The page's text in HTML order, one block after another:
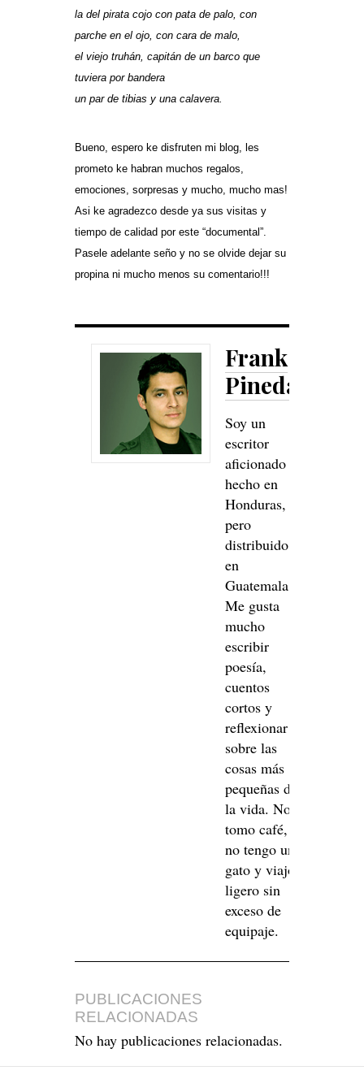
la del pirata cojo con pata de palo, con
parche en el ojo, con cara de malo,
el viejo truhán, capitán de un barco que
tuviera por bandera
un par de tibias y una calavera.
Bueno, espero ke disfruten mi blog, les
prometo ke habran muchos regalos,
emociones, sorpresas y mucho, mucho mas!
Asi ke agradezco desde ya sus visitas y
tiempo de calidad por este “documental”.
Pasele adelante seño y no se olvide dejar su
propina ni mucho menos su comentario!!!
Frank
Pineda
Soy un
escritor
aficionado
hecho en
Honduras,
pero
distribuido
en
Guatemala.
Me gusta
mucho
escribir
poesía,
cuentos
cortos y
reflexionar
sobre las
cosas más
pequeñas de
la vida. No
tomo café,
no tengo un
gato y viajo
ligero sin
exceso de
equipaje.
PUBLICACIONES
RELACIONADAS
No hay publicaciones relacionadas.